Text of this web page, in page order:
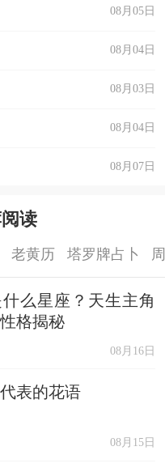
08月05日
08月04日
08月03日
08月04日
08月07日
读
老黄历 塔罗牌占卜
么星座？天生主角
格揭秘
08月16日
表的花语
08月15日